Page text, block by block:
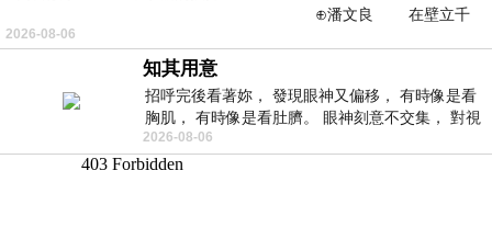
⊕潘文良 在壁立千
仞的懸崖上，有一座遮天蔽
2026-08-06
知其用意
招呼完後看著妳， 發現眼神又偏移， 有時像是看
胸肌， 有時像是看肚臍。 眼神刻意不交集， 對視
視線不對齊， 讓我很難不
2026-08-06